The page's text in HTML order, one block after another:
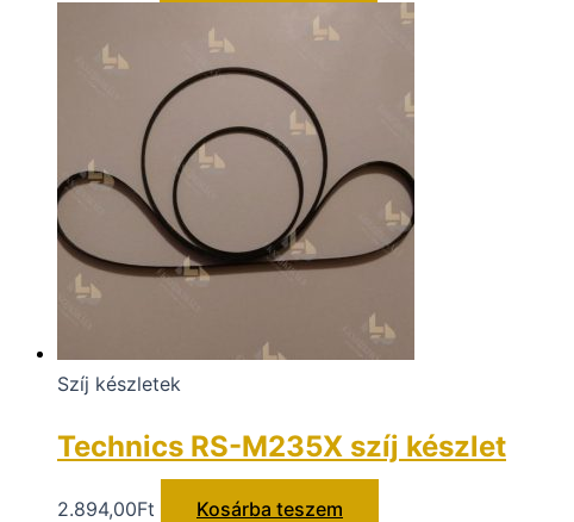
Szíj készletek
Technics RS-M235X szíj készlet
2.894,00Ft Kosárba teszem